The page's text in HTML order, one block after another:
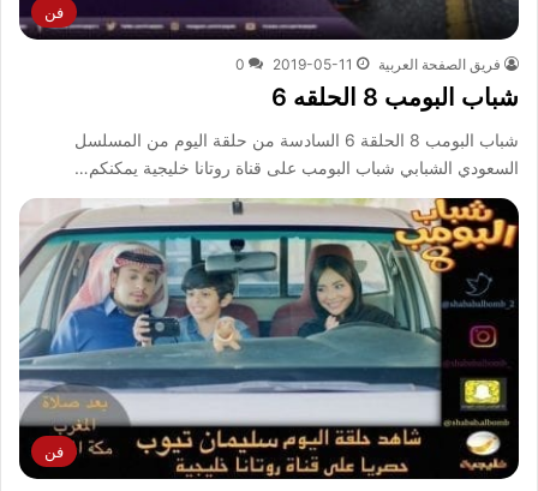
فن
فريق الصفحة العربية 2019-05-11
0
شباب البومب 8 الحلقه 6
شباب البومب 8 الحلقة 6 السادسة من حلقة اليوم من المسلسل
السعودي الشبابي شباب البومب على قناة روتانا خليجية يمكنكم…
فن